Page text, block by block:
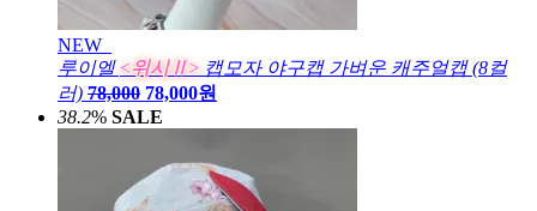
NEW
루이엘 <위시Ⅱ> 캡모자 야구캡 가벼운 캐주얼캡 (8컬
러) 78,000 78,000원
38.2% SALE